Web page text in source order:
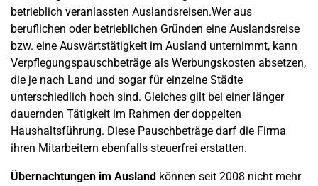
betrieblich veranlassten Auslandsreisen.Wer aus
beruflichen oder betrieblichen Gründen eine Auslandsreise
bzw. eine Auswärtstätigkeit im Ausland unternimmt, kann
Verpflegungspauschbeträge als Werbungskosten absetzen,
die je nach Land und sogar für einzelne Städte
unterschiedlich hoch sind. Gleiches gilt bei einer länger
dauernden Tätigkeit im Rahmen der doppelten
Haushaltsführung. Diese Pauschbeträge darf die Firma
ihren Mitarbeitern ebenfalls steuerfrei erstatten.
Übernachtungen im Ausland können seit 2008 nicht mehr